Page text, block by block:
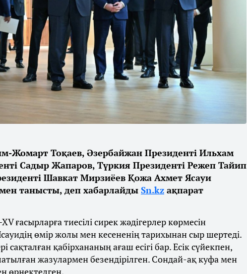
Жомарт Тоқаев, Әзербайжан Президенті Ильхам
Садыр Жапаров, Түркия Президенті Режеп Тайип
Шавкат Мирзиёев Қожа Ахмет Ясауи
танысты, деп хабарлайды Sn.kz ақпарат
ғасырларға тиесілі сирек жәдігерлер көрмесін
өмір жолы мен кесененің тарихынан сыр шертеді.
сақталған қабірхананың ағаш есігі бар. Есік сүйекпен,
жазулармен безендірілген. Сондай-ақ куфа мен